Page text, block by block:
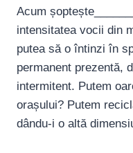
Acum
intensitatea vocii din
putea să o întinzi în
permanent prezentă,
intermitent. Putem
orașului? Putem
dându-i o altă